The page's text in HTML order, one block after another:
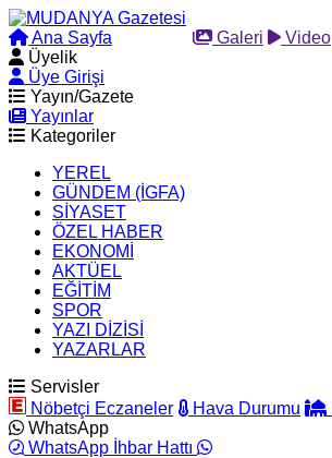
Ana Sayfa Galeri Video
Üyelik
Üye Girişi
Yayın/Gazete
Yayınlar
Kategoriler
YEREL
GÜNDEM (İGFA)
SİYASET
ÖZEL HABER
EKONOMİ
AKTÜEL
EĞİTİM
SPOR
YAZI DİZİSİ
YAZARLAR
Servisler
Nöbetçi Eczaneler
Hava Durumu
WhatsApp
WhatsApp İhbar Hattı